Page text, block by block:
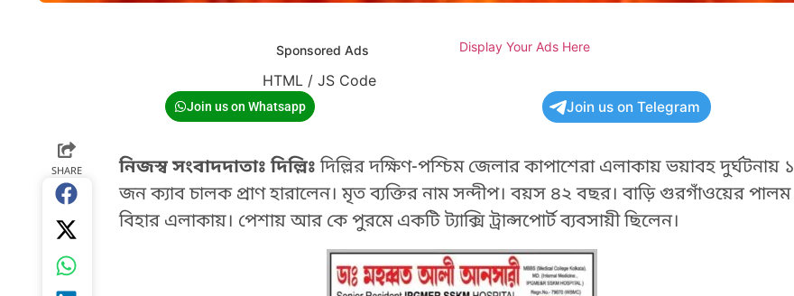
Sponsored Ads Display Your Ads Here
HTML / JS Code
Join us on Whatsapp Join us on Telegram
SHARE নিজস্ব সংবাদদাতাঃ দিল্লিঃদিল্লির দক্ষিণ-পশ্চিম জেলার কাপাশেরা এলাকায় ভয়াবহ দুর্ঘটনায় ১
জন ক্যাব চালক প্রাণ হারালেন। মৃত ব্যক্তির নাম সন্দীপ। বয়স ৪২ বছর। বাড়ি গুরগাঁওয়ের পালম
বিহার এলাকায়। পেশায় আর কে পুরমে একটি ট্যাক্সি ট্রান্সপোর্ট ব্যবসায়ী ছিলেন।